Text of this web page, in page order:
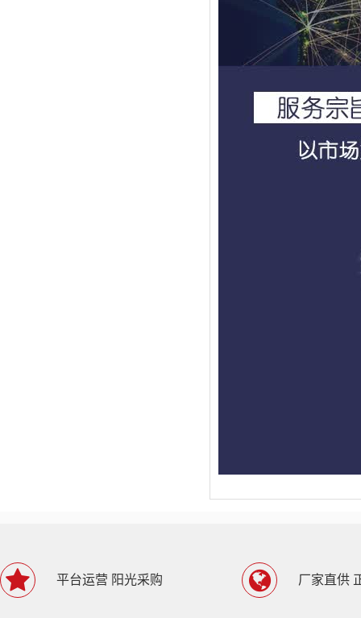
平台运营 阳光采购 厂家直供